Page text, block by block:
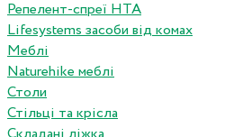
Репелент-спреї HTA
Lifesystems засоби від комах
Меблі
Naturehike меблі
Столи
Стільці та крісла